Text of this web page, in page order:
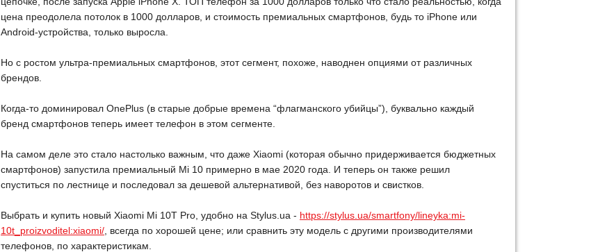
цена преодолела потолок в 1000 долларов, и стоимость премиальных смартфонов, будь то iPhone или
Android-устройства, только выросла.
Но с ростом ультра-премиальных смартфонов, этот сегмент, похоже, наводнен опциями от различных
брендов.
Когда-то доминировал OnePlus (в старые добрые времена “флагманского убийцы”), буквально каждый
бренд смартфонов теперь имеет телефон в этом сегменте.
На самом деле это стало настолько важным, что даже Xiaomi (которая обычно придерживается бюджетных
смартфонов) запустила премиальный Mi 10 примерно в мае 2020 года. И теперь он также решил
спуститься по лестнице и последовал за дешевой альтернативой, без наворотов и свистков.
Выбрать и купить новый Xiaomi Mi 10T Pro, удобно на Stylus.ua - https://stylus.ua/smartfony/lineyka:mi-
10t_proizvoditel:xiaomi/ , всегда по хорошей цене; или сравнить эту модель с другими производителями
телефонов, по характеристикам.